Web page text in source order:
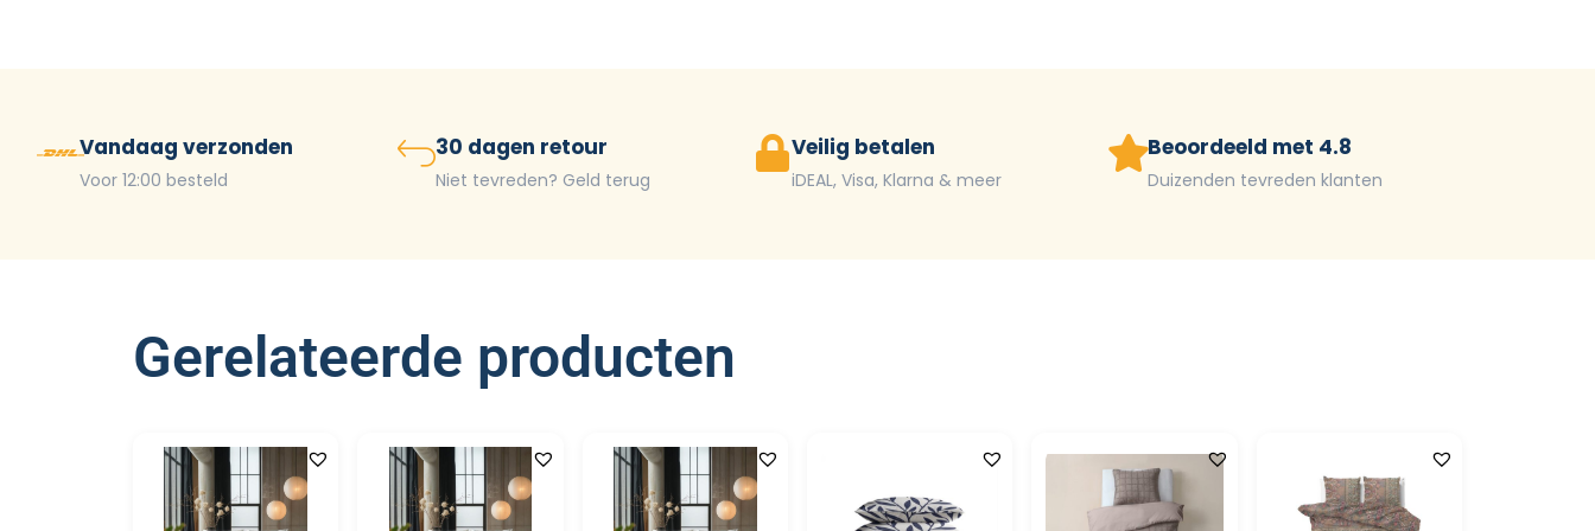
Vandaag verzonden
Voor 12:00 besteld
30 dagen retour
Niet tevreden? Geld terug
Veilig betalen
iDEAL, Visa, Klarna & meer
Beoordeeld met 4.8
Duizenden tevreden klanten
Gerelateerde producten